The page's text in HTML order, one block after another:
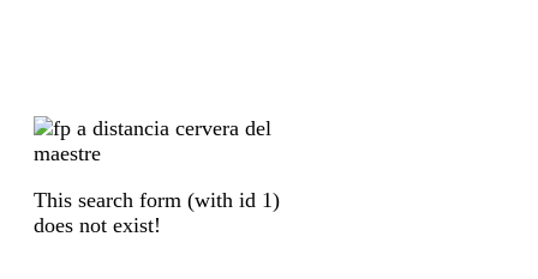
This search form (with id 1)
does not exist!